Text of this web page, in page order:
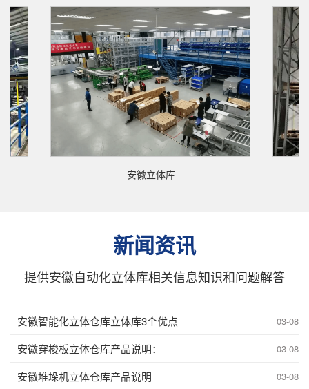
安徽立体库
新闻资讯
提供安徽自动化立体库相关信息知识和问题解答
安徽智能化立体仓库立体库3个优点 03-08
安徽穿梭板立体仓库产品说明： 03-08
安徽堆垛机立体仓库产品说明 03-08